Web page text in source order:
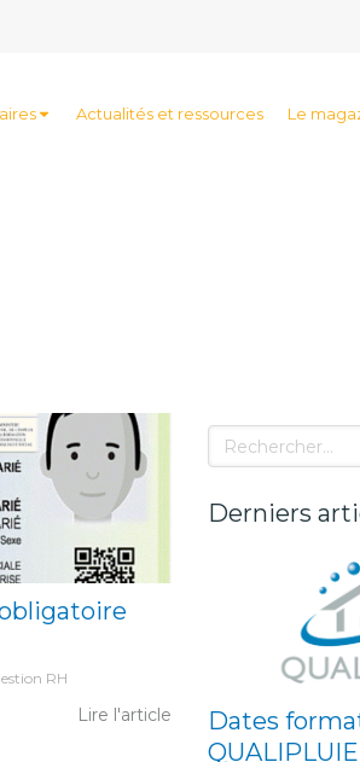
Actualités et ressources Le
RH
Lire l'article
Rechercher
Derniers
Dates